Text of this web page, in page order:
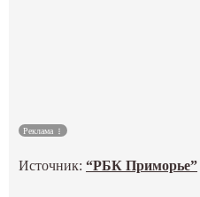
Реклама
Источник:“РБК Приморье”